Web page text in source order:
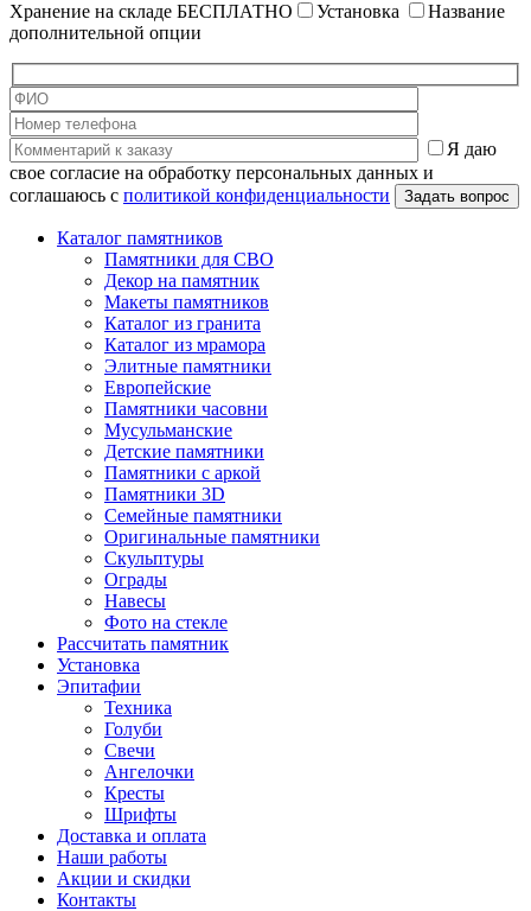
Хранение на складе БЕСПЛАТНО Установка
Название
дополнительной опции
Я даю
свое согласие на обработку персональных данных и
соглашаюсь с политикой конфиденциальности
Каталог памятников
Памятники для СВО
Декор на памятник
Макеты памятников
Каталог из гранита
Каталог из мрамора
Элитные памятники
Европейские
Памятники часовни
Мусульманские
Детские памятники
Памятники с аркой
Памятники 3D
Семейные памятники
Оригинальные памятники
Скульптуры
Ограды
Навесы
Фото на стекле
Рассчитать памятник
Установка
Эпитафии
Техника
Голуби
Свечи
Ангелочки
Кресты
Шрифты
Доставка и оплата
Наши работы
Акции и скидки
Контакты